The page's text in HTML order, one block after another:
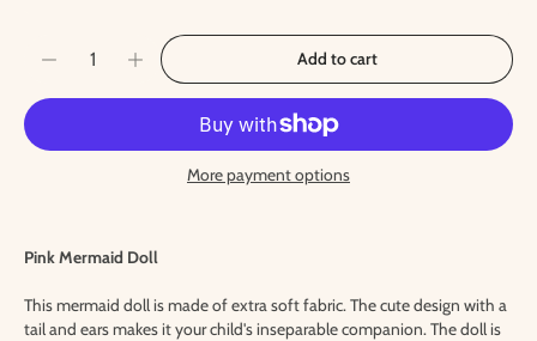
Add to cart
More payment options
Pink Mermaid Doll
This mermaid doll is made of extra soft fabric. The cute design with a
tail and ears makes it your child's inseparable companion. The doll is